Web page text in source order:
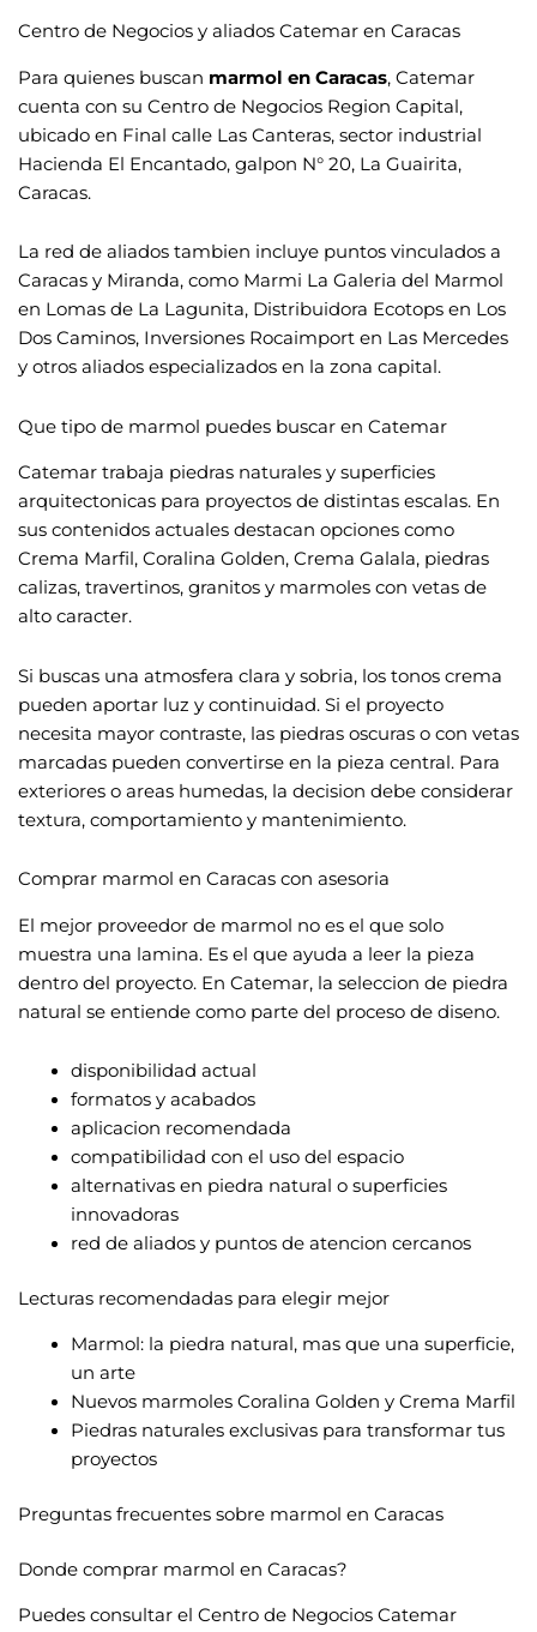
Centro de Negocios y aliados Catemar en Caracas
Para quienes buscan marmol en Caracas, Catemar
cuenta con su Centro de Negocios Region Capital,
ubicado en Final calle Las Canteras, sector industrial
Hacienda El Encantado, galpon N° 20, La Guairita,
Caracas.
La red de aliados tambien incluye puntos vinculados a
Caracas y Miranda, como Marmi La Galeria del Marmol
en Lomas de La Lagunita, Distribuidora Ecotops en Los
Dos Caminos, Inversiones Rocaimport en Las Mercedes
y otros aliados especializados en la zona capital.
Que tipo de marmol puedes buscar en Catemar
Catemar trabaja piedras naturales y superficies
arquitectonicas para proyectos de distintas escalas. En
sus contenidos actuales destacan opciones como
Crema Marfil, Coralina Golden, Crema Galala, piedras
calizas, travertinos, granitos y marmoles con vetas de
alto caracter.
Si buscas una atmosfera clara y sobria, los tonos crema
pueden aportar luz y continuidad. Si el proyecto
necesita mayor contraste, las piedras oscuras o con vetas
marcadas pueden convertirse en la pieza central. Para
exteriores o areas humedas, la decision debe considerar
textura, comportamiento y mantenimiento.
Comprar marmol en Caracas con asesoria
El mejor proveedor de marmol no es el que solo
muestra una lamina. Es el que ayuda a leer la pieza
dentro del proyecto. En Catemar, la seleccion de piedra
natural se entiende como parte del proceso de diseno.
disponibilidad actual
formatos y acabados
aplicacion recomendada
compatibilidad con el uso del espacio
alternativas en piedra natural o superficies
innovadoras
red de aliados y puntos de atencion cercanos
Lecturas recomendadas para elegir mejor
Marmol: la piedra natural, mas que una superficie,
un arte
Nuevos marmoles Coralina Golden y Crema Marfil
Piedras naturales exclusivas para transformar tus
proyectos
Preguntas frecuentes sobre marmol en Caracas
Donde comprar marmol en Caracas?
Puedes consultar el Centro de Negocios Catemar